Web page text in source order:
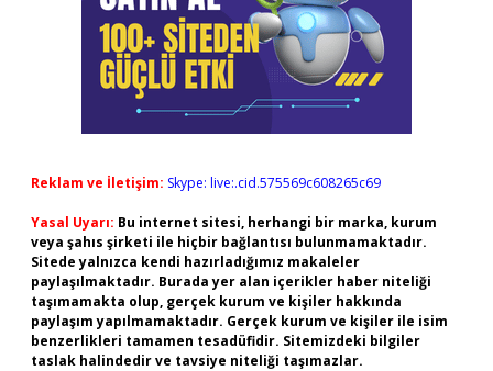
Reklam ve İletişim: Skype: live:.cid.575569c608265c69
Yasal Uyarı: Bu internet sitesi, herhangi bir marka, kurum
veya şahıs şirketi ile hiçbir bağlantısı bulunmamaktadır.
Sitede yalnızca kendi hazırladığımız makaleler
paylaşılmaktadır. Burada yer alan içerikler haber niteliği
taşımamakta olup, gerçek kurum ve kişiler hakkında
paylaşım yapılmamaktadır. Gerçek kurum ve kişiler ile isim
benzerlikleri tamamen tesadüfidir. Sitemizdeki bilgiler
taslak halindedir ve tavsiye niteliği taşımazlar.